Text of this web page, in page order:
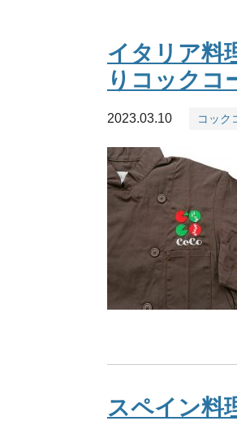
イタリア料
りコックコ
2023.03.10 コック
スペイン料